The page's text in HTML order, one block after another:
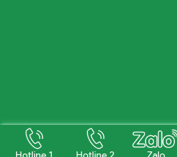
Copyright 2026 © THANG